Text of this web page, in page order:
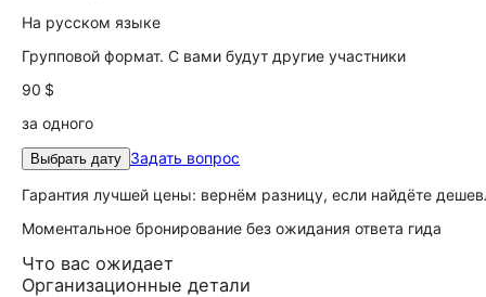
На русском языке
Групповой формат. С вами будут другие участники
90 $
за одного
Выбрать дату Задать вопрос
Гарантия лучшей цены: вернём разницу, если найдёте
Моментальное бронирование без ожидания ответа гида
Что вас ожидает
Организационные детали